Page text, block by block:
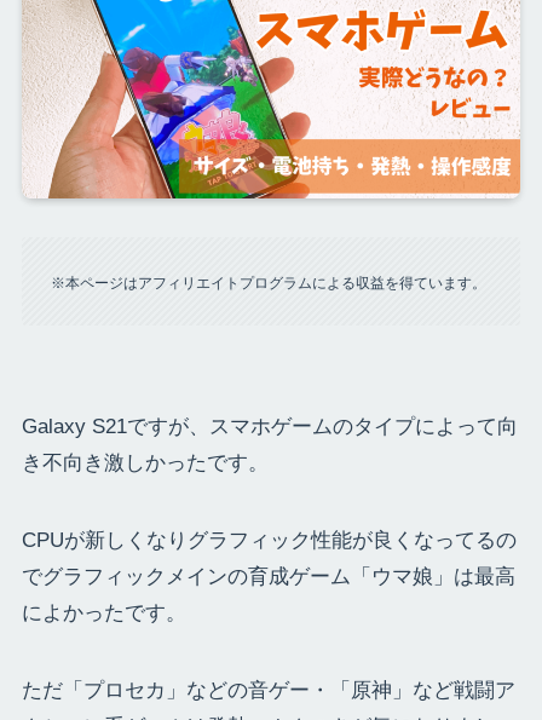
※本ページはアフィリエイトプログラムによる収益を得ています。
Galaxy S21ですが、スマホゲームのタイプによって向
き不向き激しかったです。
CPUが新しくなりグラフィック性能が良くなってるの
でグラフィックメインの育成ゲーム「ウマ娘」は最高
によかったです。
ただ「プロセカ」などの音ゲー・「原神」など戦闘ア